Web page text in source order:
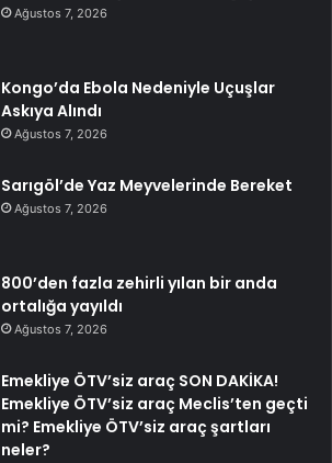
Ağustos 7, 2026
Kongo’da Ebola Nedeniyle Uçuşlar
Askıya Alındı
Ağustos 7, 2026
Sarıgöl’de Yaz Meyvelerinde Bereket
Ağustos 7, 2026
800’den fazla zehirli yılan bir anda
ortalığa yayıldı
Ağustos 7, 2026
Emekliye ÖTV’siz araç SON DAKİKA!
Emekliye ÖTV’siz araç Meclis’ten geçti
mi? Emekliye ÖTV’siz araç şartları
neler?